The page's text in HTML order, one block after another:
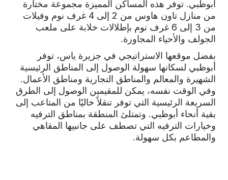
أبوظبي. توفر هذه المساكن المميزة مجموعة مختارة
من منازل تاون هاوس من 2 إلى 4 غرف نوم وفيلات
من 3 إلى 6 غرف نوم بإطلالات خلابة على ملعب
الجولف والأحياء المجاورة.
بفضل موقعها الاستراتيجي في جزيرة ياس، توفر
أبوظبي لسكانها سهولة الوصول إلى المناطق الرئيسية
الشهيرة والمعالم والمناطق التجارية ومناطق الأعمال.
وفي الوقت نفسه، يمكن للمقيمين الوصول إلى الطرق
السريعة الرئيسية التي توفر تنقلاً خاليًا من المتاعب إلى
بقية أنحاء أبوظبي. وتمتلئ المنطقة بمناطق الترفيه
وخيارات الترفيه التي تصطف على جانبيها المقاهي
والمطاعم بكل سهولة.